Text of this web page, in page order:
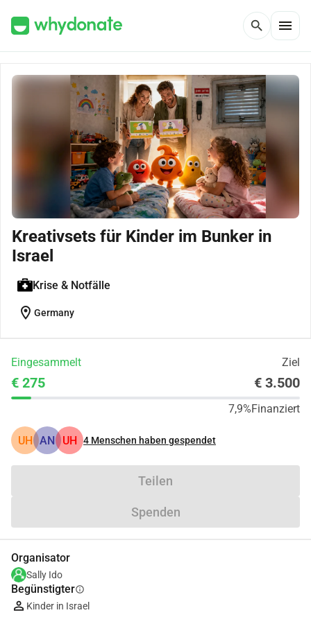
search menu
Kreativsets für Kinder im Bunker in
Israel
Krise & Notfälle
location_on Germany
Eingesammelt Ziel
€ 275 € 3.500
7,9%Finanziert
UH AN UH 4 Menschen haben gespendet
Teilen
Spenden
Organisator
Sally Ido
Begünstigterinfo
Kinder in Israel